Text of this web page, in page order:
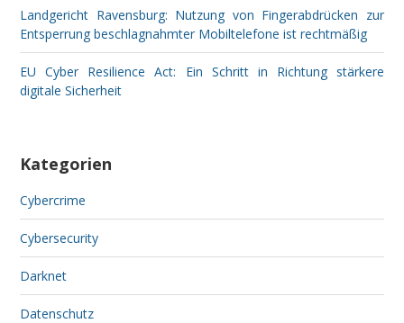
Landgericht Ravensburg: Nutzung von Fingerabdrücken zur
Entsperrung beschlagnahmter Mobiltelefone ist rechtmäßig
EU Cyber Resilience Act: Ein Schritt in Richtung stärkere
digitale Sicherheit
Kategorien
Cybercrime
Cybersecurity
Darknet
Datenschutz